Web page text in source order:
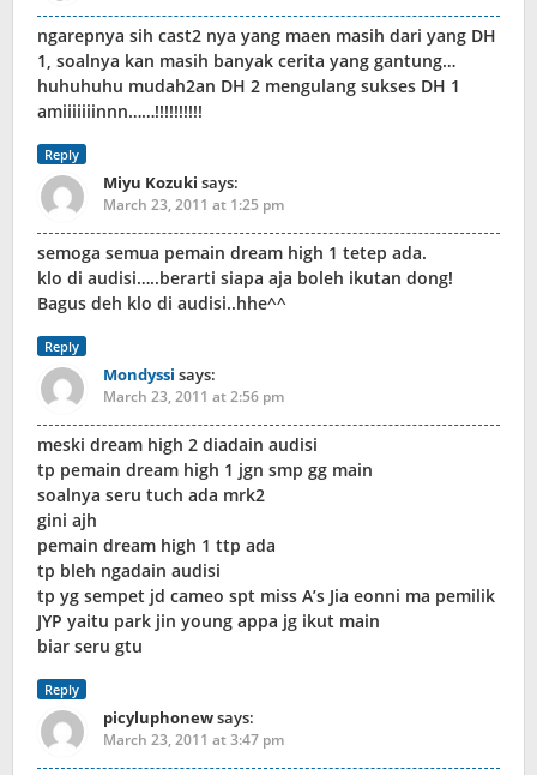
ngarepnya sih cast2 nya yang maen masih dari yang DH
1, soalnya kan masih banyak cerita yang gantung…
huhuhuhu mudah2an DH 2 mengulang sukses DH 1
amiiiiiiinnn……!!!!!!!!!!
Reply
Miyu Kozuki says:
March 23, 2011 at 1:25 pm
semoga semua pemain dream high 1 tetep ada.
klo di audisi…..berarti siapa aja boleh ikutan dong!
Bagus deh klo di audisi..hhe^^
Reply
Mondyssi says:
March 23, 2011 at 2:56 pm
meski dream high 2 diadain audisi
tp pemain dream high 1 jgn smp gg main
soalnya seru tuch ada mrk2
gini ajh
pemain dream high 1 ttp ada
tp bleh ngadain audisi
tp yg sempet jd cameo spt miss A’s Jia eonni ma pemilik
JYP yaitu park jin young appa jg ikut main
biar seru gtu
Reply
picyluphonewsays:
March 23, 2011 at 3:47 pm